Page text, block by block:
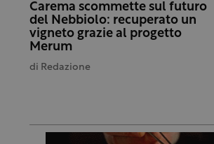
Carema scommette sul futuro
del Nebbiolo: recuperato un
vigneto grazie al progetto
Merum
di Redazione